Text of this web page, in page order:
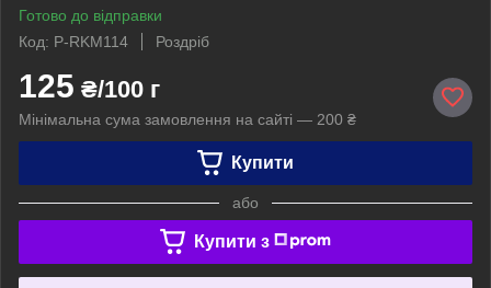
Готово до відправки
Код: P-RKM114
Роздріб
125 ₴/100 г
Мінімальна сума замовлення на сайті — 200 ₴
Купити
або
Купити з